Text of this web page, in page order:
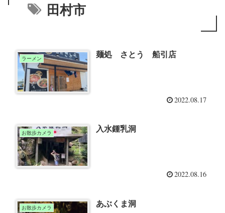
田村市
ラーメン 麺処 さとう 船引店
2022.08.17
お散歩カメラ 入水鍾乳洞
2022.08.16
お散歩カメラ あぶくま洞